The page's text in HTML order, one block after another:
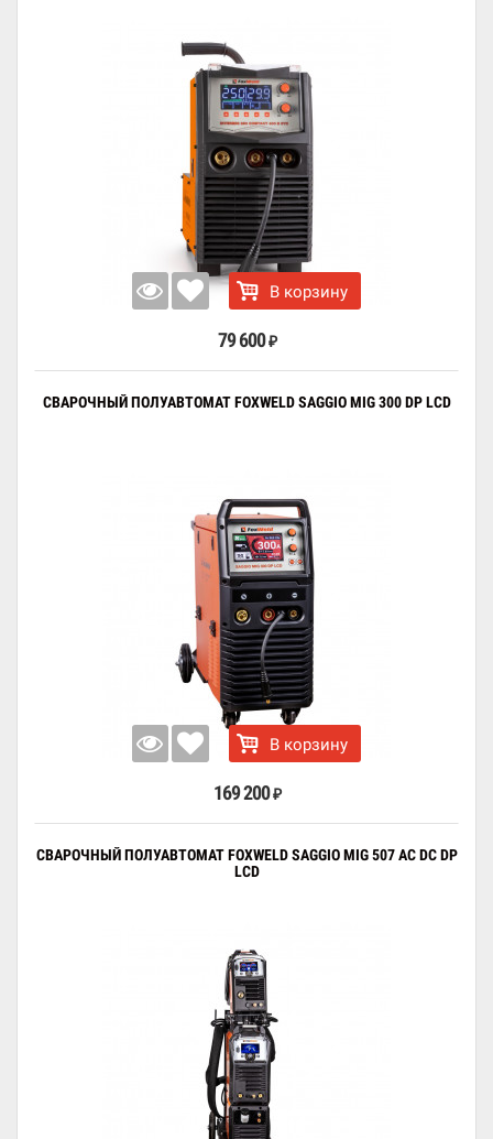
В корзину
79 600 ₽
СВАРОЧНЫЙ ПОЛУАВТОМАТ FOXWELD SAGGIO MIG 300 DP LCD
В корзину
169 200 ₽
СВАРОЧНЫЙ ПОЛУАВТОМАТ FOXWELD SAGGIO MIG 507 AC DC DP
LCD